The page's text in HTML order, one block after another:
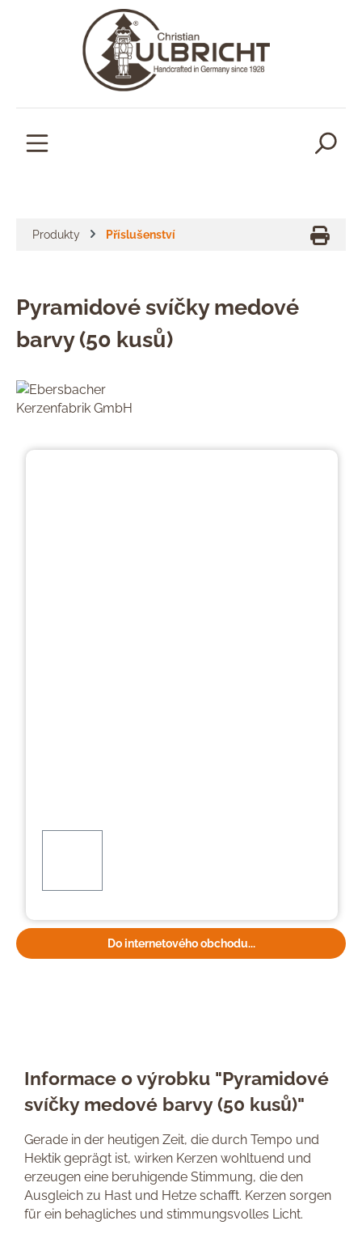
Produkty Příslušenství
Pyramidové svíčky medové
barvy (50 kusů)
Do internetového obchodu...
Informace o výrobku "Pyramidové
svíčky medové barvy (50 kusů)"
Gerade in der heutigen Zeit, die durch Tempo und
Hektik geprägt ist, wirken Kerzen wohltuend und
erzeugen eine beruhigende Stimmung, die den
Ausgleich zu Hast und Hetze schafft. Kerzen sorgen
für ein behagliches und stimmungsvolles Licht.